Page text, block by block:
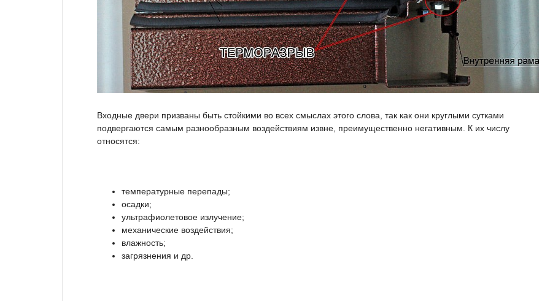
Входные двери призваны быть стойкими во всех смыслах этого слова, так как они круглыми сутками
подвергаются самым разнообразным воздействиям извне, преимущественно негативным. К их числу
относятся:
температурные перепады;
осадки;
ультрафиолетовое излучение;
механические воздействия;
влажность;
загрязнения и др.